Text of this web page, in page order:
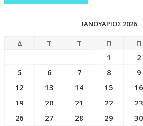
ΙΑΝΟΥΆΡΙΟΣ 2026
Δ Τ Τ Π Π
1
2
5
6 7 8 9
12
13 14 15 16
19
20 21 22 23
26
27 28 29 30